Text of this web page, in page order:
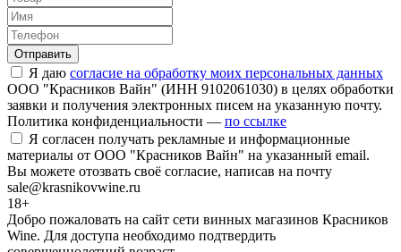
Отправить
Я даю согласие на обработку моих персональных данных
ООО "Красников Вайн" (ИНН 9102061030) в целях обработки
заявки и получения электронных писем на указанную почту.
Политика конфиденциальности — по ссылке
Я согласен получать рекламные и информационные
материалы от ООО "Красников Вайн" на указанный email.
Вы можете отозвать своё согласие, написав на почту
sale@krasnikovwine.ru
18+
Добро пожаловать на сайт сети винных магазинов Красников
Wine. Для доступа необходимо подтвердить